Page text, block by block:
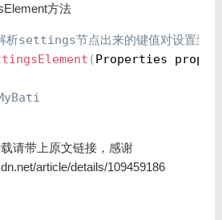
方法
析settings节点出来的键值对设置
( Properties props
请带上原文链接，感谢
article/details/109459186